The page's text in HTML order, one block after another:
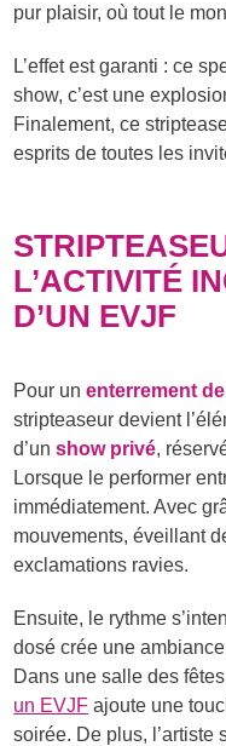
pur plaisir, où tout le
L’effet est garanti : ce
show, c’est une
Finalement, ce
esprits de toutes les
L’ACTIVITÉ
D’UN EVJF
Pour unenterrement
stripteaseur devient
d’unshow privé,
Lorsque le performer
immédiatement. Avec
mouvements, éveillant
exclamations ravies.
Ensuite, le rythme
dosé crée une
Dans une salle des
un EVJF ajoute une
soirée. De plus, l’artiste